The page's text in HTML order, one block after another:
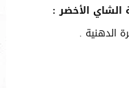
الدهنية .